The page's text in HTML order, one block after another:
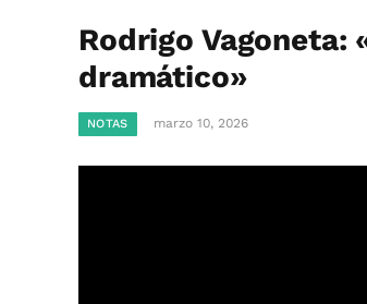
Rodrigo Vagoneta:
dramático»
NOTAS marzo 10, 2026